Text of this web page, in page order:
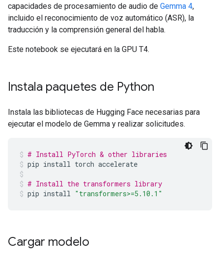
capacidades de procesamiento de audio de Gemma 4,
incluido el reconocimiento de voz automático (ASR), la
traducción y la comprensión general del habla.
Este notebook se ejecutará en la GPU T4.
Instala paquetes de Python
Instala las bibliotecas de Hugging Face necesarias para
ejecutar el modelo de Gemma y realizar solicitudes.
# Install PyTorch & other libraries
pip install torch accelerate
# Install the transformers library
pip install "transformers>=5.10.1"
Cargar modelo